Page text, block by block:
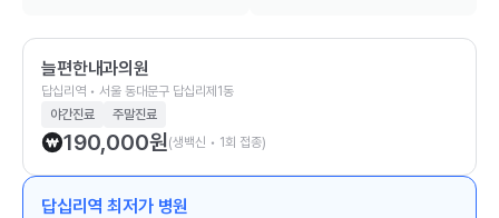
늘편한내과의원
답십리역 • 서울 동대문구 답십리제1동
야간진료
주말진료
190,000원(생백신 • 1회 접종)
답십리역 최저가 병원